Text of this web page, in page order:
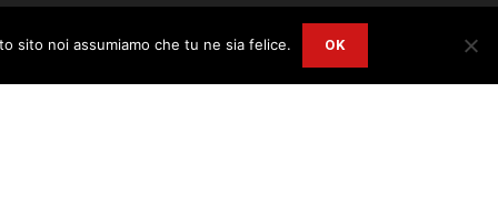
Pubblicità Collabora con noi Contatto Privacy Policy
Privacy and Cookie Policy. I Agree
sito noi assumiamo che tu ne sia felice. OK